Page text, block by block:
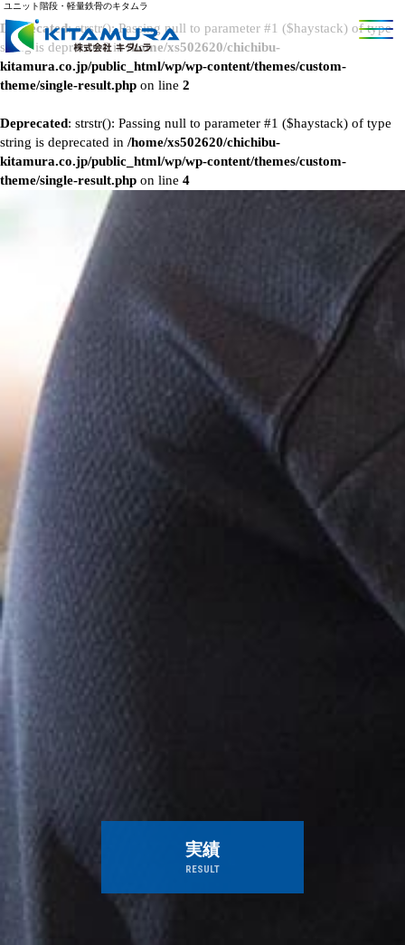
Deprecated: strstr(): Passing null to parameter #1 ($haystack) of type
string is deprecated in/home/xs502620/chichibu-
kitamura.co.jp/public_html/wp/wp-content/themes/custom-
theme/single-result.php on line 2
Deprecated: strstr(): Passing null to parameter #1 ($haystack) of type
string is deprecated in /home/xs502620/chichibu-
kitamura.co.jp/public_html/wp/wp-content/themes/custom-
theme/single-result.php on line 4
ユニット階段・軽量鉄骨のキタムラ
実績
RESULT